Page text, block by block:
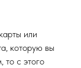
или
которую вы
то с этого